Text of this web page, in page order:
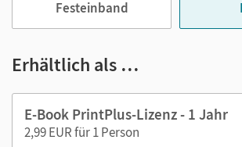
Das E-Book enthält:
zahlreiche Erklärfilme
vertonte Worterklärungen
Tipps zu Aufgaben
Festeinband
Erhältlich als …
E-Book PrintPlus-Lizenz - 1 Jahr
2,99 EUR für 1 Person